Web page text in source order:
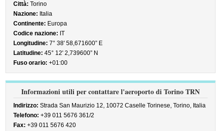
Città: Torino
Nazione: Italia
Continente: Europa
Codice nazione: IT
Longitudine: 7° 38' 58,671600” E
Latitudine: 45° 12' 2,739600” N
Fuso orario: +01:00
Informazioni utili per contattare l'aeroporto di Torino TRN
Indirizzo: Strada San Maurizio 12, 10072 Caselle Torinese, Torino, Italia
Telefono: +39 011 5676 361/2
Fax: +39 011 5676 420